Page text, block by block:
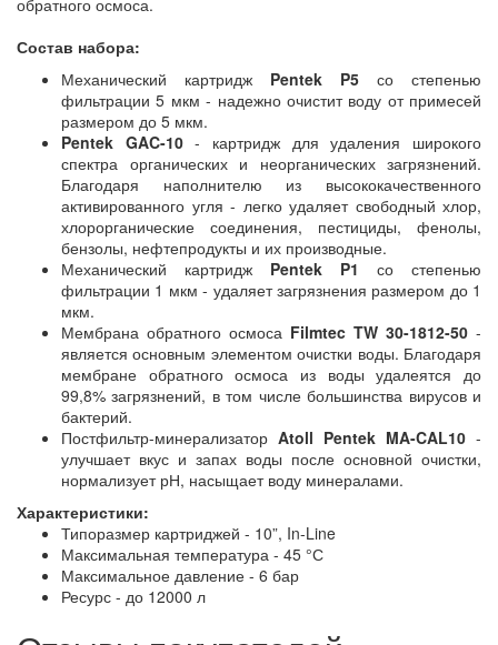
Состав набора:
Механический картридж Pentek P5 со степенью
фильтрации 5 мкм - надежно очистит воду от примесей
размером до 5 мкм.
Pentek GAC-10- картридж для удаления широкого
спектра органических и неорганических загрязнений.
Благодаря наполнителю из высококачественного
активированного угля - легко удаляет свободный хлор,
хлорорганические соединения, пестициды, фенолы,
бензолы, нефтепродукты и их производные.
Механический картридж Pentek P1 со степенью
фильтрации 1 мкм - удаляет загрязнения размером до 1
мкм.
Мембрана обратного осмоса Filmtec TW 30-1812-50 -
является основным элементом очистки воды. Благодаря
мембране обратного осмоса из воды удалеятся до
99,8% загрязнений, в том числе большинства вирусов и
бактерий.
Постфильтр-минерализатор Atoll Pentek MA-CAL10 -
улучшает вкус и запах воды после основной очистки,
нормализует рН, насыщает воду минералами.
Характеристики:
Типоразмер картриджей - 10”, In-Line
Максимальная температура - 45 °С
Максимальное давление - 6 бар
Ресурс - до 12000 л